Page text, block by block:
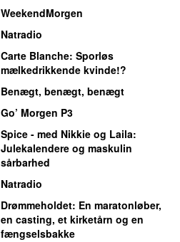
WeekendMorgen
Natradio
Carte Blanche: Sporløs
mælkedrikkende kvinde!?
Benægt, benægt, benægt
Go’ Morgen P3
Spice - med Nikkie og Laila:
Julekalendere og maskulin
sårbarhed
Natradio
Drømmeholdet: En maratonløber,
en casting, et kirketårn og en
fængselsbakke